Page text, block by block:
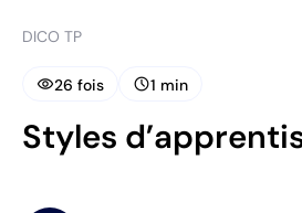
DICO TP
visibility26 fois schedule1 min
Styles